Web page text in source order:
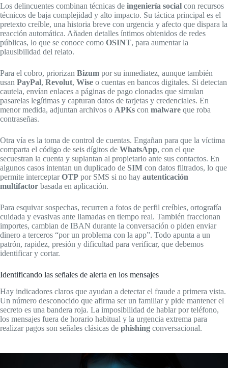
Los delincuentes combinan técnicas de ingeniería social con recursos
técnicos de baja complejidad y alto impacto. Su táctica principal es el
pretexto creíble, una historia breve con urgencia y afecto que dispara la
reacción automática. Añaden detalles íntimos obtenidos de redes
públicas, lo que se conoce como OSINT, para aumentar la
plausibilidad del relato.
Para el cobro, priorizan Bizum por su inmediatez, aunque también
usan PayPal, Revolut, Wise o cuentas en bancos digitales. Si detectan
cautela, envían enlaces a páginas de pago clonadas que simulan
pasarelas legítimas y capturan datos de tarjetas y credenciales. En
menor medida, adjuntan archivos o APKs con malware que roba
contraseñas.
Otra vía es la toma de control de cuentas. Engañan para que la víctima
comparta el código de seis dígitos de WhatsApp, con el que
secuestran la cuenta y suplantan al propietario ante sus contactos. En
algunos casos intentan un duplicado de SIM con datos filtrados, lo que
permite interceptarOTP por SMS si no hay autenticación
multifactor basada en aplicación.
Para esquivar sospechas, recurren a fotos de perfil creíbles, ortografía
cuidada y evasivas ante llamadas en tiempo real. También fraccionan
importes, cambian de IBAN durante la conversación o piden enviar
dinero a terceros “por un problema con la app”. Todo apunta a un
patrón, rapidez, presión y dificultad para verificar, que debemos
identificar y cortar.
Identificando las señales de alerta en los mensajes
Hay indicadores claros que ayudan a detectar el fraude a primera vista.
Un número desconocido que afirma ser un familiar y pide mantener el
secreto es una bandera roja. La imposibilidad de hablar por teléfono,
los mensajes fuera de horario habitual y la urgencia extrema para
realizar pagos son señales clásicas de phishing conversacional.